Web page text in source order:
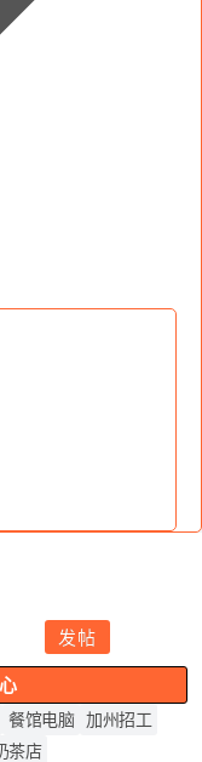
发帖
餐馆电脑
加州招工
茶店